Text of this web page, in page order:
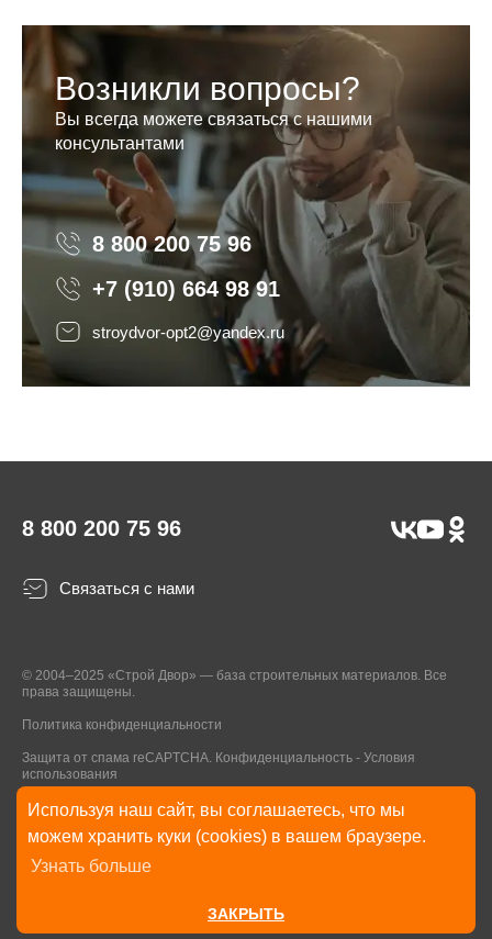
Используя наш сайт, вы соглашаетесь, что мы
можем хранить куки (cookies) в вашем браузере.
Узнать больше
ЗАКРЫТЬ
Возникли вопросы?
Вы всегда можете связаться с нашими
консультантами
8 800 200 75 96 8 800 200 75 96
+7 (910) 664 98 91
stroydvor-opt2@yandex.ru
8 800 200 75 96
Связаться с нами
© 2004–2025 «Строй Двор» — база строительных материалов. Все
права защищены.
Политика конфиденциальности
Защита от спама reCAPTCHA. Конфиденциальность - Условия
использования
* Указанные на Сайте цены, комплектации, описания и технические
характеристики могут быть изменены в любое время без уведомления
пользователей Сайта. Внешний вид товаров и упаковки может